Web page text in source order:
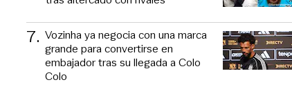
7. Vozinha ya negocia con una marca
grande para convertirse en
embajador tras su llegada a Colo
Colo